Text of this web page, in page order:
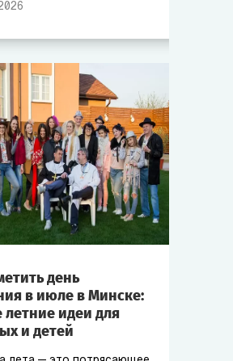
день
в июле в Минске:
идеи для
и детей